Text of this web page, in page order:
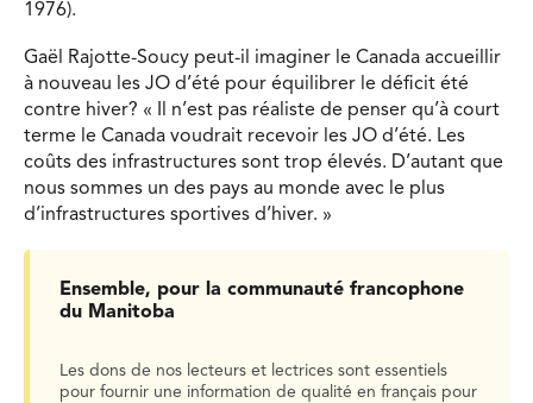
1976).
Gaël Rajotte-Soucy peut-il imaginer le Canada accueillir
à nouveau les JO d’été pour équilibrer le déficit été
contre hiver? « Il n’est pas réaliste de penser qu’à court
terme le Canada voudrait recevoir les JO d’été. Les
coûts des infrastructures sont trop élevés. D’autant que
nous sommes un des pays au monde avec le plus
d’infrastructures sportives d’hiver. »
Ensemble, pour la communauté francophone
du Manitoba
Les dons de nos lecteurs et lectrices sont essentiels
pour fournir une information de qualité en français pour